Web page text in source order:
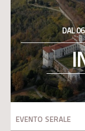
DAL
EVENTO SERALE